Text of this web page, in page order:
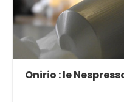
Onirio : le